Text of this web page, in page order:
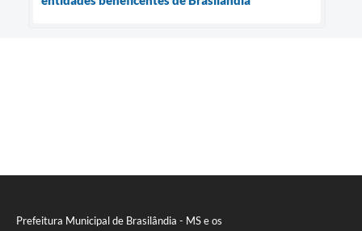
Prefeitura Municipal de Brasilândia - MS e os